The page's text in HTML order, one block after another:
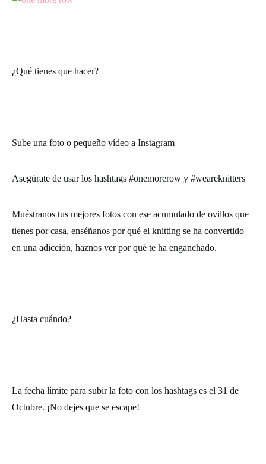
¿Qué tienes que hacer?
Sube una foto o pequeño vídeo a Instagram
Asegúrate de usar los hashtags #onemorerow y #weareknitters
Muéstranos tus mejores fotos con ese acumulado de ovillos que
tienes por casa, enséñanos por qué el knitting se ha convertido
en una adicción, haznos ver por qué te ha enganchado.
¿Hasta cuándo?
La fecha límite para subir la foto con los hashtags es el 31 de
Octubre. ¡No dejes que se escape!